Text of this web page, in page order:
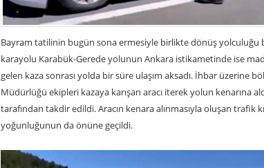
Bayram tatilinin bugün sona ermesiyle birlikte dönüş yolculuğu
karayolu Karabük-Gerede yolunun Ankara istikametinde ise
gelen kaza sonrası yolda bir süre ulaşım aksadı. İhbar üzerine
Müdürlüğü ekipleri kazaya karışan aracı iterek yolun kenarına
tarafından takdir edildi. Aracın kenara alınmasıyla oluşan
yoğunluğunun da önüne geçildi.